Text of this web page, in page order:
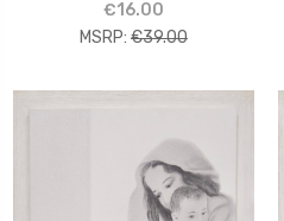
€16.00
MSRP: €39.00